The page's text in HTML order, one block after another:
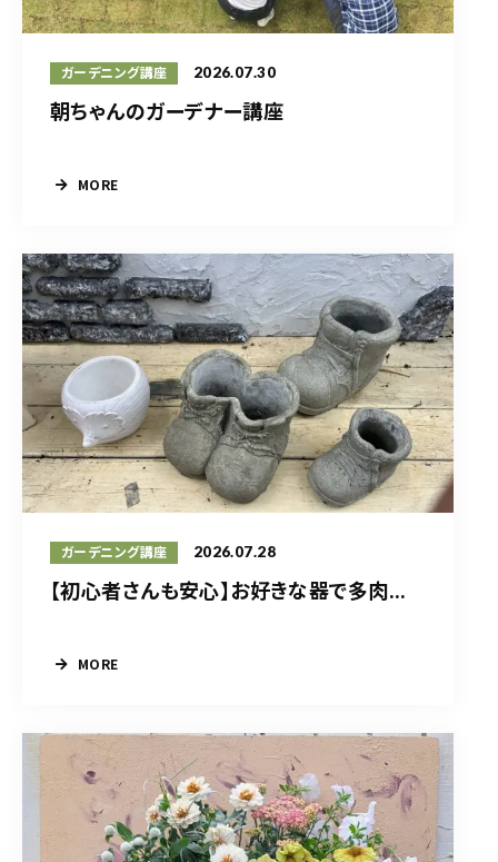
ガーデニング講座 2026.07.30
朝ちゃんのガーデナー講座
MORE
ガーデニング講座 2026.07.28
【初心者さんも安心】お好きな器で多肉...
MORE